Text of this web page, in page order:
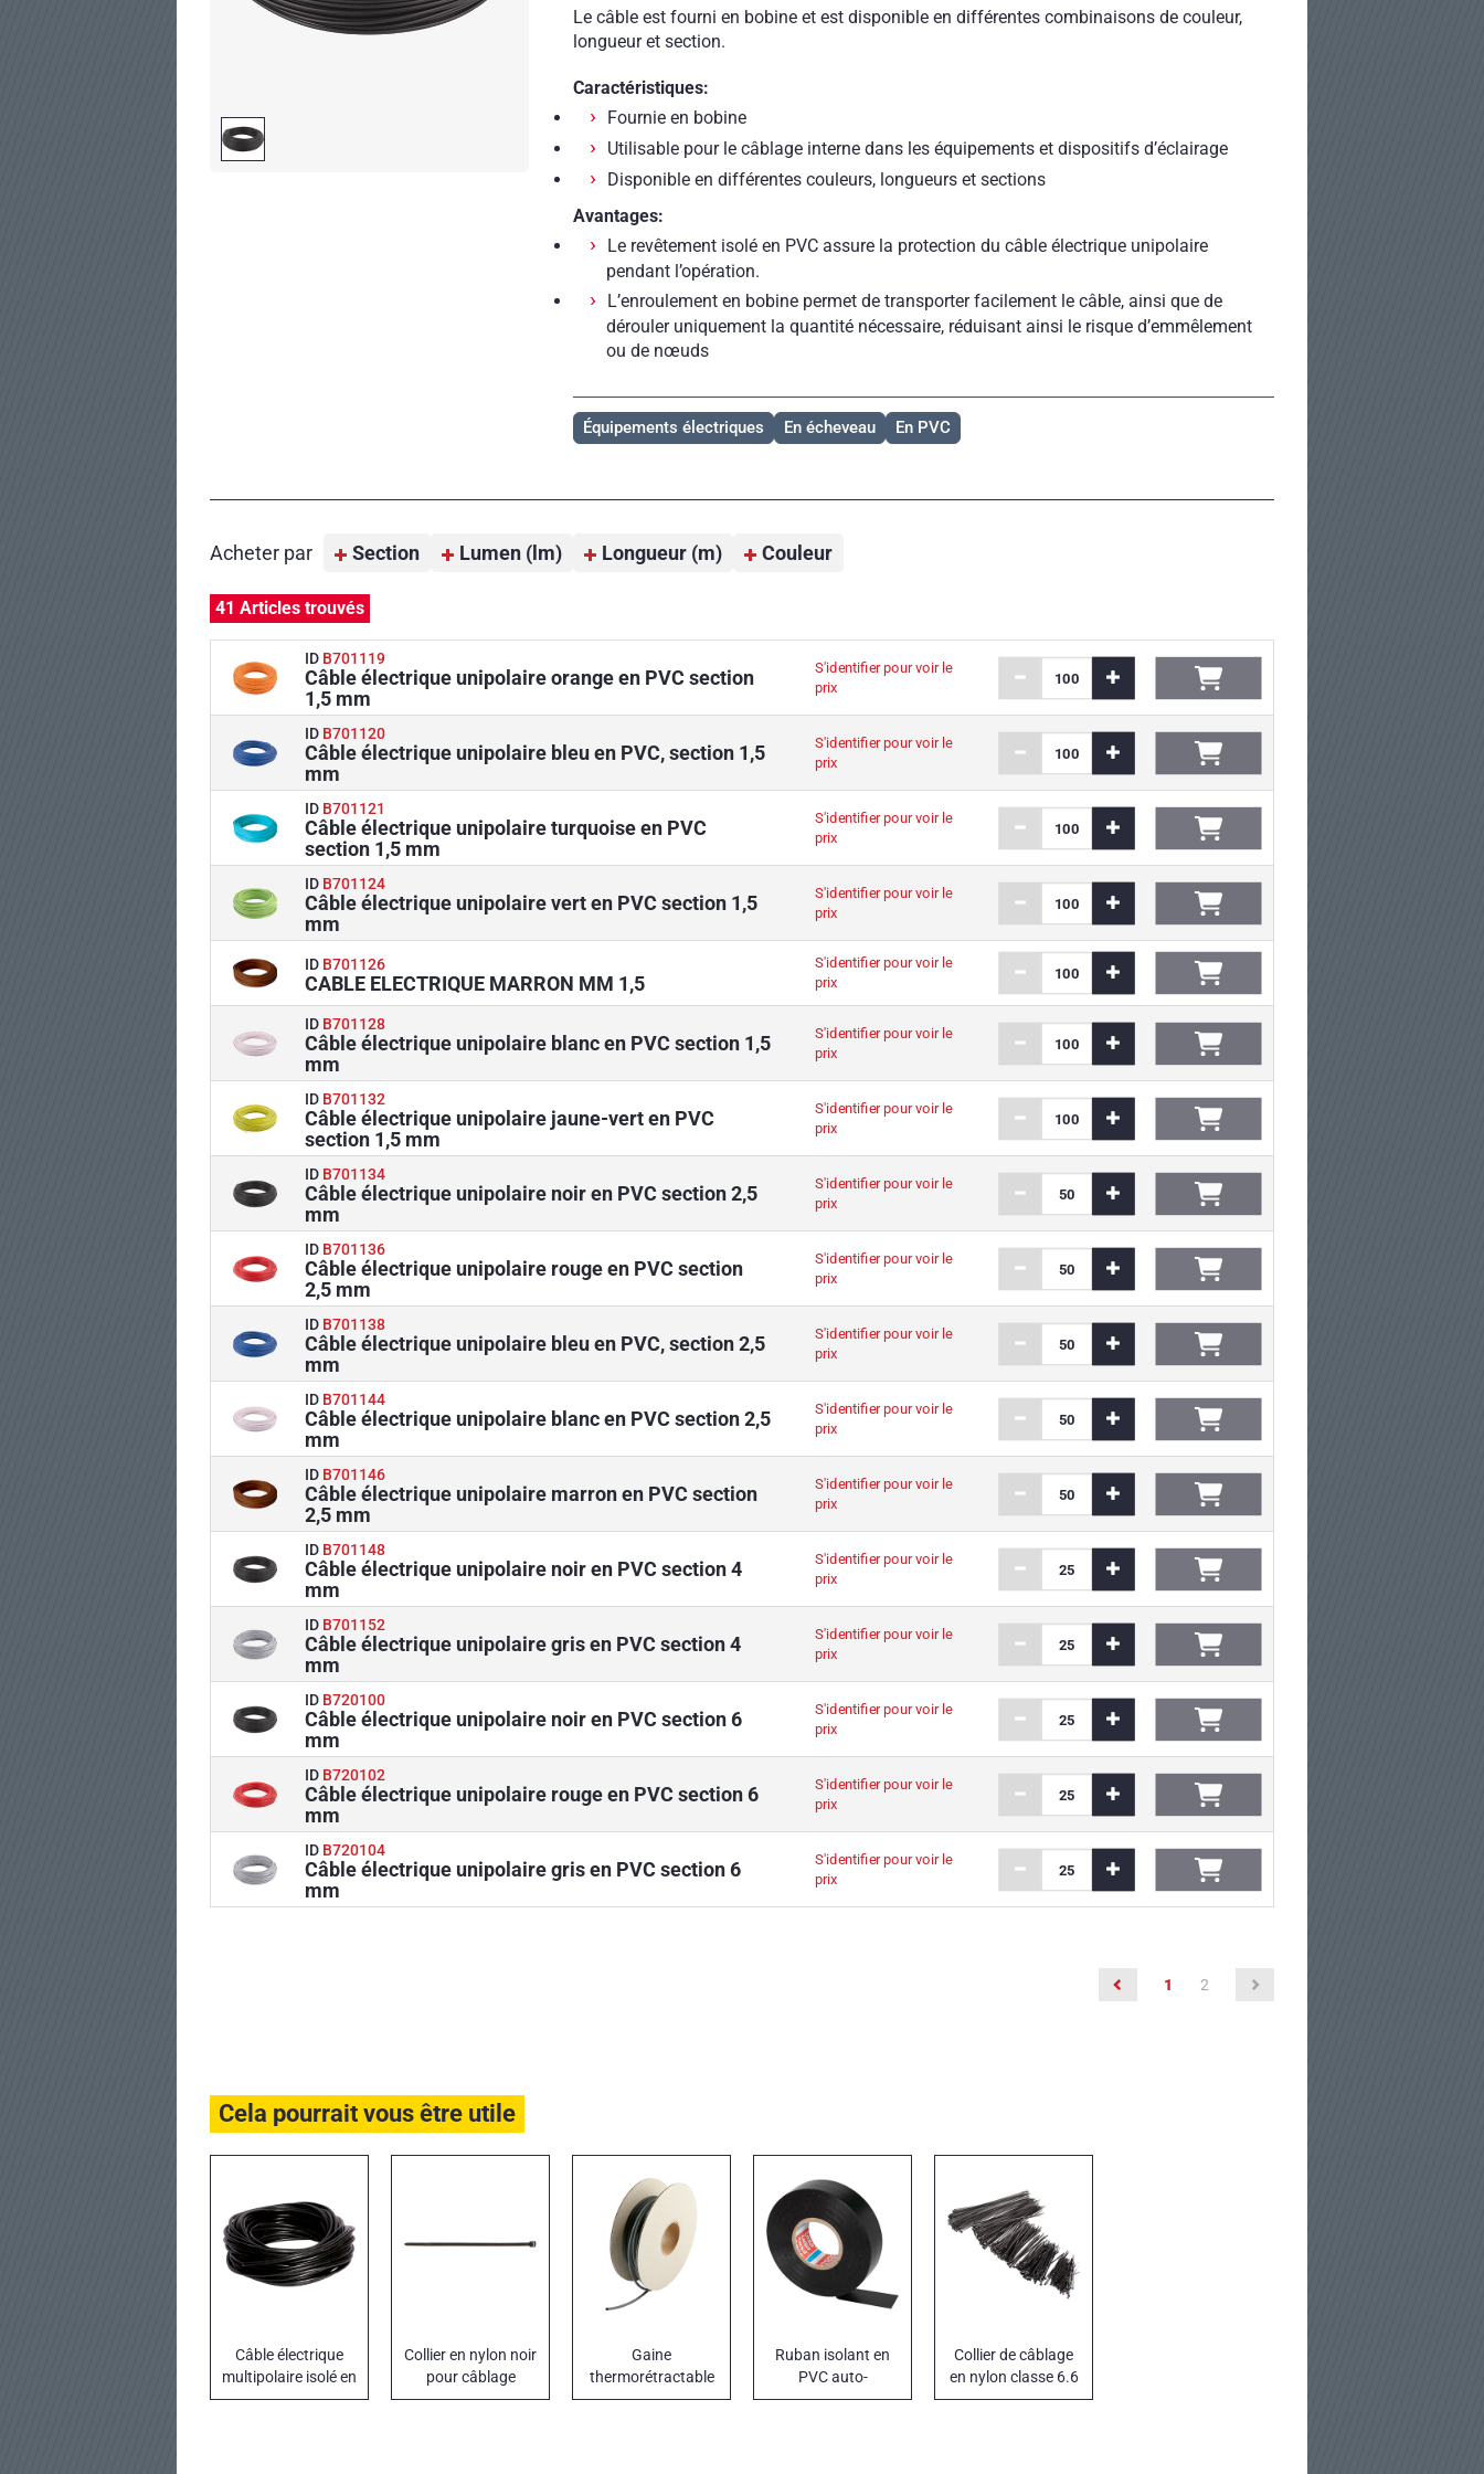
Le câble est fourni en bobine et est disponible en différentes combinaisons de couleur,
longueur et section.
Caractéristiques:
Fournie en bobine
Utilisable pour le câblage interne dans les équipements et dispositifs d’éclairage
Disponible en différentes couleurs, longueurs et sections
Avantages:
Le revêtement isolé en PVC assure la protection du câble électrique unipolaire
pendant l’opération.
L’enroulement en bobine permet de transporter facilement le câble, ainsi que de
dérouler uniquement la quantité nécessaire, réduisant ainsi le risque d’emmêlement
ou de nœuds
Équipements électriques En écheveau En PVC
Acheter par Section Lumen (lm) Longueur (m) Couleur
41 Articles trouvés
ID B701119
Câble électrique unipolaire orange en PVC section
1,5 mm
S'identifier pour voir le
prix
ID B701120
Câble électrique unipolaire bleu en PVC, section 1,5
mm
S'identifier pour voir le
prix
ID B701121
Câble électrique unipolaire turquoise en PVC
section 1,5 mm
S'identifier pour voir le
prix
ID B701124
Câble électrique unipolaire vert en PVC section 1,5
mm
S'identifier pour voir le
prix
ID B701126
CABLE ELECTRIQUE MARRON MM 1,5
S'identifier pour voir le
prix
ID B701128
Câble électrique unipolaire blanc en PVC section 1,5
mm
S'identifier pour voir le
prix
ID B701132
Câble électrique unipolaire jaune-vert en PVC
section 1,5 mm
S'identifier pour voir le
prix
ID B701134
Câble électrique unipolaire noir en PVC section 2,5
mm
S'identifier pour voir le
prix
ID B701136
Câble électrique unipolaire rouge en PVC section
2,5 mm
S'identifier pour voir le
prix
ID B701138
Câble électrique unipolaire bleu en PVC, section 2,5
mm
S'identifier pour voir le
prix
ID B701144
Câble électrique unipolaire blanc en PVC section 2,5
mm
S'identifier pour voir le
prix
ID B701146
Câble électrique unipolaire marron en PVC section
2,5 mm
S'identifier pour voir le
prix
ID B701148
Câble électrique unipolaire noir en PVC section 4
mm
S'identifier pour voir le
prix
ID B701152
Câble électrique unipolaire gris en PVC section 4
mm
S'identifier pour voir le
prix
ID B720100
Câble électrique unipolaire noir en PVC section 6
mm
S'identifier pour voir le
prix
ID B720102
Câble électrique unipolaire rouge en PVC section 6
mm
S'identifier pour voir le
prix
ID B720104
Câble électrique unipolaire gris en PVC section 6
mm
S'identifier pour voir le
prix
1 2 (current)
Cela pourrait vous être utile
Câble électrique
multipolaire isolé en
écheveaux
Collier en nylon noir
pour câblage
Gaine
thermorétractable
en bobine
Ruban isolant en
PVC auto-
extinguible
Collier de câblage
en nylon classe 6.6
noir